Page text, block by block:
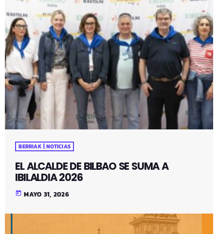
BERRIAK | NOTICIAS
EL ALCALDE DE BILBAO SE SUMA A
IBILALDIA 2026
today MAYO 31, 2026